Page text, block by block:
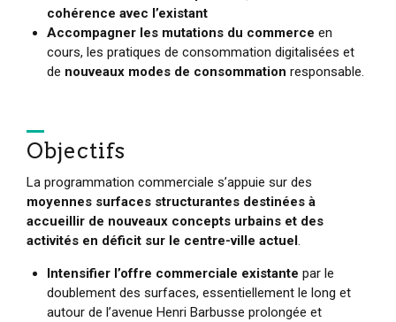
cohérence avec l’existant
Accompagner les mutations du commerce en
cours, les pratiques de consommation digitalisées et
de nouveaux modes de consommation responsable.
Objectifs
La programmation commerciale s’appuie sur des
moyennes surfaces structurantes destinées à
accueillir de nouveaux concepts urbains et des
activités en déficit sur le centre-ville actuel.
Intensifier l’offre commerciale existante par le
doublement des surfaces, essentiellement le long et
autour de l’avenue Henri Barbusse prolongée et